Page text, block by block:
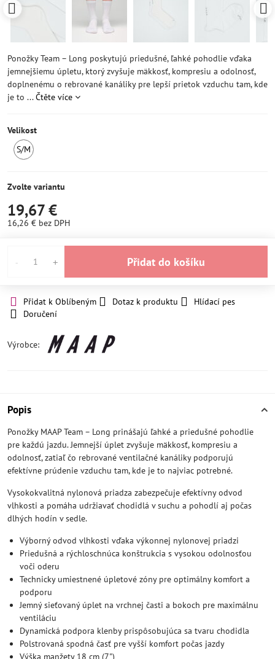
Ponožky Team – Long poskytujú priedušné, ľahké pohodlie vďaka
jemnejšiemu úpletu, ktorý zvyšuje mäkkosť, kompresiu a odolnosť,
doplnenému o rebrované kanáliky pre lepší prietok vzduchu tam, kde
je to ...Čtěte více
Velikost
S/M
Zvolte variantu
19,67 €
16,26 € bez DPH
Přidat do košíku
Přidat k Oblíbeným Dotaz k produktu
Hlídací pes
Doručení
Výrobce:
Popis
Ponožky MAAP Team – Long prinášajú ľahké a priedušné pohodlie
pre každú jazdu. Jemnejší úplet zvyšuje mäkkosť, kompresiu a
odolnosť, zatiaľ čo rebrované ventilačné kanáliky podporujú
efektívne prúdenie vzduchu tam, kde je to najviac potrebné.
Vysokokvalitná nylonová priadza zabezpečuje efektívny odvod
vlhkosti a pomáha udržiavať chodidlá v suchu a pohodlí aj počas
dlhých hodín v sedle.
Výborný odvod vlhkosti vďaka výkonnej nylonovej priadzi
Priedušná a rýchloschnúca konštrukcia s vysokou odolnosťou
voči oderu
Technicky umiestnené úpletové zóny pre optimálny komfort a
podporu
Jemný sieťovaný úplet na vrchnej časti a bokoch pre maximálnu
ventiláciu
Dynamická podpora klenby prispôsobujúca sa tvaru chodidla
Polstrovaná spodná časť pre vyšší komfort počas jazdy
Výška manžety 18 cm (7")